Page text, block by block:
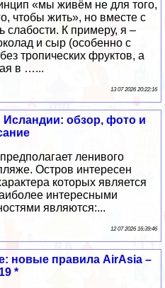
«мы живём не для того,
чтобы жить», но вместе с
слабости. К примеру, я –
и сыр (особенно с
тропических фруктов, а
в …...
13 07 2026 20:22:16
обзор, фото и
ленивого
Остров интересен
которых является
интересными
являются:...
12 07 2026 16:39:46
новые правила AirAsia –
*